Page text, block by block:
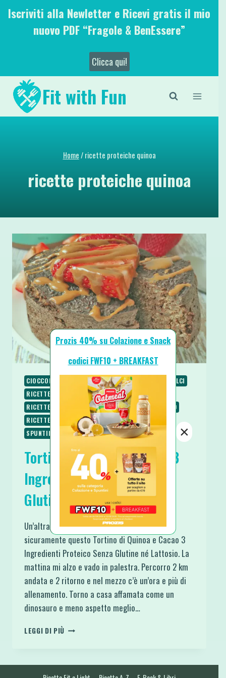
SaltaIscriviti alla Newletter e Ricevi gratis il mio
nuovo PDF “Fragole & BenEssere”
Clicca qui!
Fit with Fun
Home/ ricette proteiche quinoa
ricette proteiche quinoa
CIOCCOLATO COLAZIONE RICETTE
RICETTE DOLCI
RICETTE PROTEICHE
RICETTE SENZA BURRO
RICETTE SENZA GLUTINE
RICETTE SENZA LATTOSIO
RICETTE SENZA ZUCCHERO
RICETTE VEGETARIANE
SPUNTINI E SNACKS
Tortino di Quinoa e Cacao 3
Ingredienti Proteico Senza
Glutine né Lattosio
Un’altra Colazione ricca di Benessere è
sicuramente questo Tortino di Quinoa e Cacao 3
Ingredienti Proteico Senza Glutine né Lattosio. La
mattina mi alzo e vado in palestra. Percorro 2 km
andata e 2 ritorno e nel mezzo c’è un’ora e più di
allenamento. Torno a casa affamata come un
dinosauro e meno aspetto meglio…
LEGGI DI PIÙ TORTINO
Prozis 40% su Colazione e Snack
codici FWF10 + BREAKFAST
×